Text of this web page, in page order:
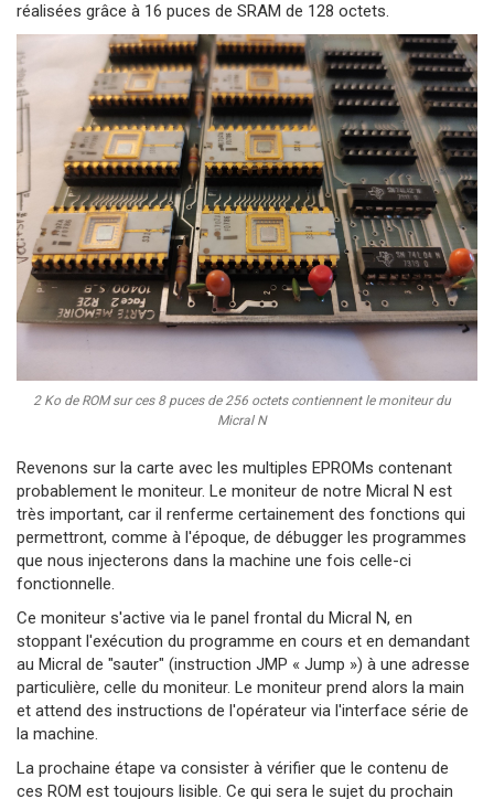
réalisées grâce à 16 puces de SRAM de 128 octets.
2 Ko de ROM sur ces 8 puces de 256 octets contiennent le moniteur du
Micral N
Revenons sur la carte avec les multiples EPROMs contenant
probablement le moniteur. Le moniteur de notre Micral N est
très important, car il renferme certainement des fonctions qui
permettront, comme à l'époque, de débugger les programmes
que nous injecterons dans la machine une fois celle-ci
fonctionnelle.
Ce moniteur s'active via le panel frontal du Micral N, en
stoppant l'exécution du programme en cours et en demandant
au Micral de "sauter" (instruction JMP « Jump ») à une adresse
particulière, celle du moniteur. Le moniteur prend alors la main
et attend des instructions de l'opérateur via l'interface série de
la machine.
La prochaine étape va consister à vérifier que le contenu de
ces ROM est toujours lisible. Ce qui sera le sujet du prochain